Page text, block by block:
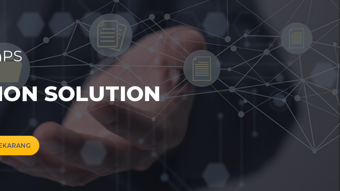
SOLUTION